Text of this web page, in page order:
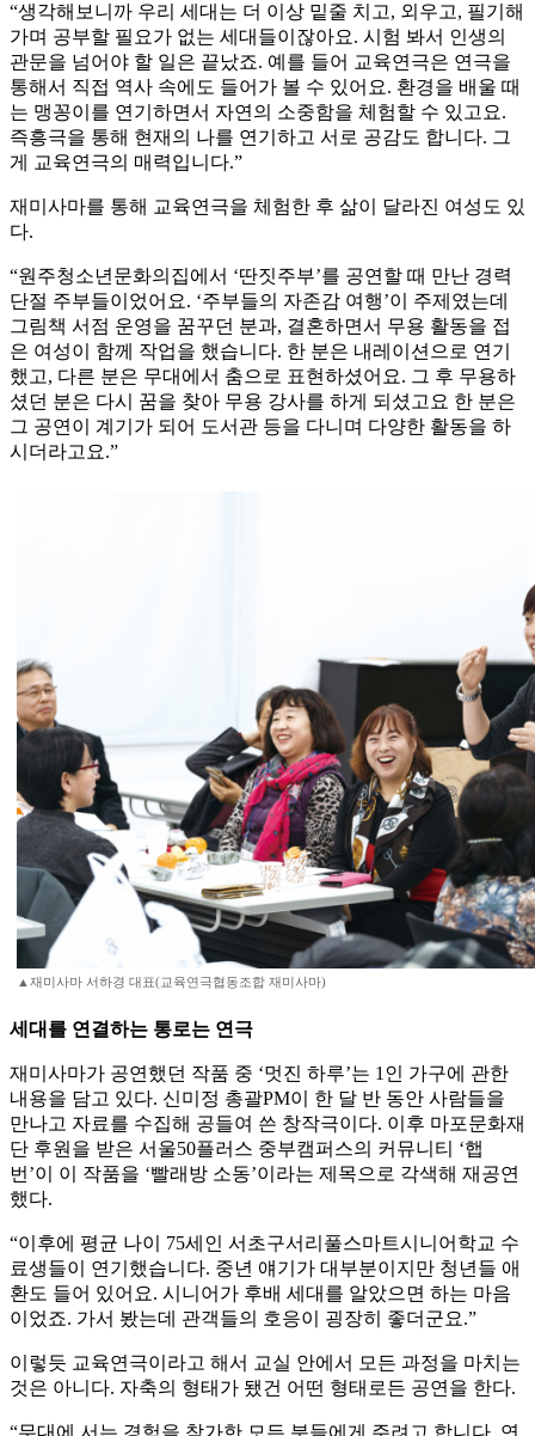
“생각해보니까 우리 세대는 더 이상 밑줄 치고, 외우고, 필기해
가며 공부할 필요가 없는 세대들이잖아요. 시험 봐서 인생의
관문을 넘어야 할 일은 끝났죠. 예를 들어 교육연극은 연극을
통해서 직접 역사 속에도 들어가 볼 수 있어요. 환경을 배울 때
는 맹꽁이를 연기하면서 자연의 소중함을 체험할 수 있고요.
즉흥극을 통해 현재의 나를 연기하고 서로 공감도 합니다. 그
게 교육연극의 매력입니다.”
재미사마를 통해 교육연극을 체험한 후 삶이 달라진 여성도 있
다.
“원주청소년문화의집에서 ‘딴짓주부’를 공연할 때 만난 경력
단절 주부들이었어요. ‘주부들의 자존감 여행’이 주제였는데
그림책 서점 운영을 꿈꾸던 분과, 결혼하면서 무용 활동을 접
은 여성이 함께 작업을 했습니다. 한 분은 내레이션으로 연기
했고, 다른 분은 무대에서 춤으로 표현하셨어요. 그 후 무용하
셨던 분은 다시 꿈을 찾아 무용 강사를 하게 되셨고요 한 분은
그 공연이 계기가 되어 도서관 등을 다니며 다양한 활동을 하
시더라고요.”
▲재미사마 서하경 대표(교육연극협동조합 재미사마)
세대를 연결하는 통로는 연극
재미사마가 공연했던 작품 중 ‘멋진 하루’는 1인 가구에 관한
내용을 담고 있다. 신미정 총괄PM이 한 달 반 동안 사람들을
만나고 자료를 수집해 공들여 쓴 창작극이다. 이후 마포문화재
단 후원을 받은 서울50플러스 중부캠퍼스의 커뮤니티 ‘햅
번’이 이 작품을 ‘빨래방 소동’이라는 제목으로 각색해 재공연
했다.
“이후에 평균 나이 75세인 서초구서리풀스마트시니어학교 수
료생들이 연기했습니다. 중년 얘기가 대부분이지만 청년들 애
환도 들어 있어요. 시니어가 후배 세대를 알았으면 하는 마음
이었죠. 가서 봤는데 관객들의 호응이 굉장히 좋더군요.”
이렇듯 교육연극이라고 해서 교실 안에서 모든 과정을 마치는
것은 아니다. 자축의 형태가 됐건 어떤 형태로든 공연을 한다.